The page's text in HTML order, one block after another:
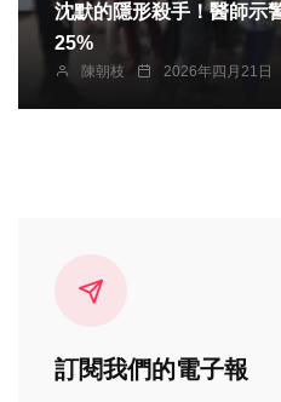
沈默的隱形殺手！醫師示
25%
陳朝枝 2026年四月21日
訂閱我們的電子報